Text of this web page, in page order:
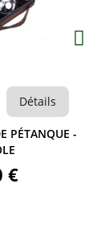
Détails
PÉTANQUE -
€